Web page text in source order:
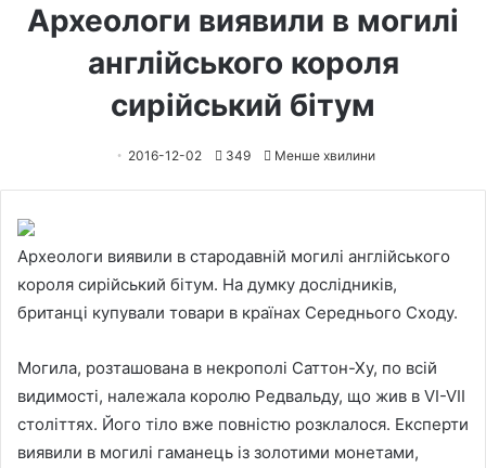
Археологи виявили в могилі
англійського короля
сирійський бітум
2016-12-02 349 Менше хвилини
Археологи виявили в стародавній могилі англійського
короля сирійський бітум. На думку дослідників,
британці купували товари в країнах Середнього Сходу.
Могила, розташована в некрополі Саттон-Ху, по всій
видимості, належала королю Редвальду, що жив в VI-VII
століттях. Його тіло вже повністю розклалося. Експерти
виявили в могилі гаманець із золотими монетами,